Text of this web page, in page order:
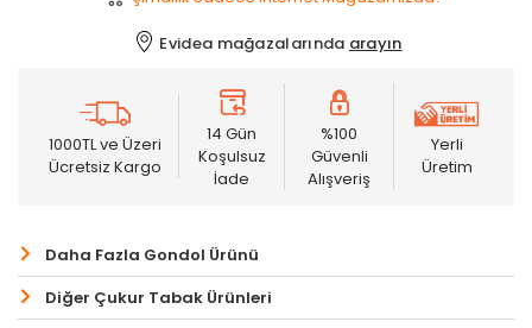
Evidea mağazalarında arayın
1000TL ve Üzeri
Ücretsiz Kargo
14 Gün
Koşulsuz
İade
%100
Güvenli
Alışveriş
Yerli
Üretim
Daha Fazla Gondol Ürünü
Diğer Çukur Tabak Ürünleri